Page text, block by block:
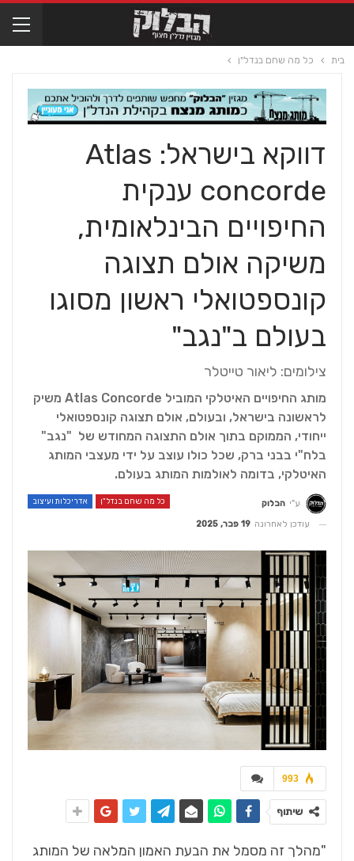
בית כל מה שחם בנדל"ן
דווקא בישראל: Atlas
concorde ענקית
החיפויים הבינלאומית,
משיקה אולם תצוגה
קונספטואלי ראשון מסוגו
בעולם ב"נגב"
צילומים: ליאור טייטלר
מותג החיפויים האיטלקי המוביל Atlas Concorde משיק
לראשונה בישראל, ובעולם, אולם תצוגה קונספטואלי
ייחודי, הממוקם בתוך אולם התצוגה המחודש של "נגב"
בלח"י בבני ברק, שכל כולו עוצב על ידי מעצבי המותג
האיטלקי, בדומה לאולמות המותג בעולם.
כל מה שחם בנדל"ן אדריכלות ועיצוב ע"י הבלוק
עודכן לאחרונה 19 פבר, 2025
993
שיתוף
"מהלך זה מסמל את הבעת האמון המלאה של המותג